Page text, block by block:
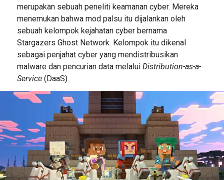
merupakan sebuah peneliti keamanan cyber. Mereka
menemukan bahwa mod palsu itu dijalankan oleh
sebuah kelompok kejahatan cyber bernama
Stargazers Ghost Network. Kelompok itu dikenal
sebagai penjahat cyber yang mendistribusikan
malware dan pencurian data melalui Distribution-as-a-
Service(DaaS).